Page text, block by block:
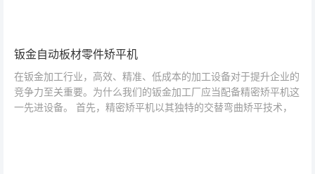
钣金自动板材零件矫平机
在钣金加工行业，高效、精准、低成本的加工设备对于提升企业的
竞争力至关重要。为什么我们的钣金加工厂应当配备精密矫平机这
一先进设备。 首先，精密矫平机以其独特的交替弯曲矫平技术，